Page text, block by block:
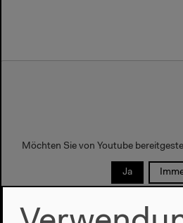
Möchten Sie von Youtube
Ja